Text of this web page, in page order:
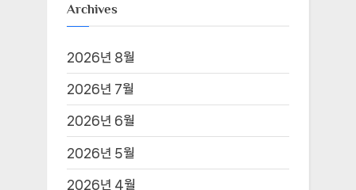
Archives
2026년 8월
2026년 7월
2026년 6월
2026년 5월
2026년 4월